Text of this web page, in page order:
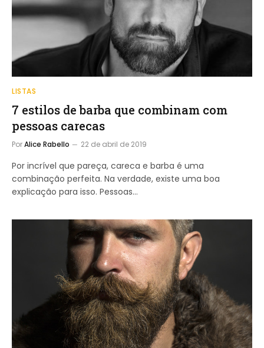
LISTAS
7 estilos de barba que combinam com
pessoas carecas
PorAlice Rabello 22 de abril de 2019
Por incrível que pareça, careca e barba é uma
combinação perfeita. Na verdade, existe uma boa
explicação para isso. Pessoas…